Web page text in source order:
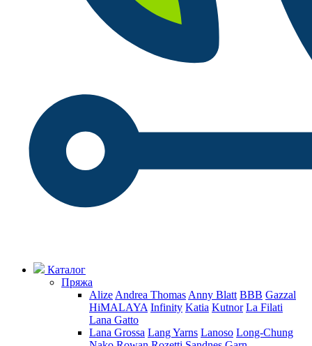
Каталог
Пряжа
Alize Andrea Thomas Anny Blatt BBB Gazzal
HiMALAYA Infinity Katia Kutnor La Filati
Lana Gatto
Lana Grossa Lang Yarns Lanoso Long-Chung